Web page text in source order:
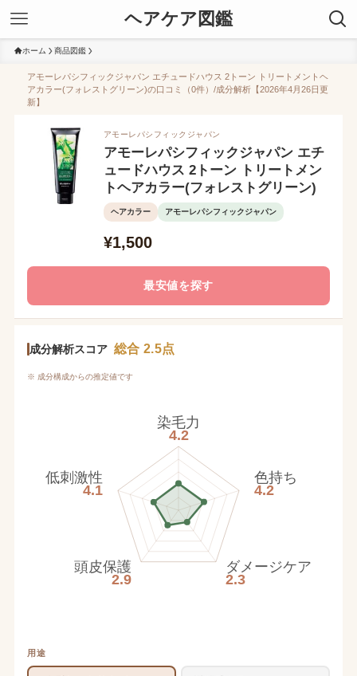
ヘアケア図鑑
ホーム 商品図鑑
アモーレパシフィックジャパン エチュードハウス 2トーン トリートメントヘ
アカラー(フォレストグリーン)の口コミ（0件）/成分解析【2026年4月26日更
新】
アモーレパシフィックジャパン
アモーレパシフィックジャパン エチ
ュードハウス 2トーン トリートメン
トヘアカラー(フォレストグリーン)
ヘアカラー アモーレパシフィックジャパン
¥1,500
最安値を探す
成分解析スコア 総合 2.5点
※ 成分構成からの推定値です
染毛力
4.2
色持ち
4.2
ダメージケア
2.3
頭皮保護
2.9
低刺激性
4.1
用途